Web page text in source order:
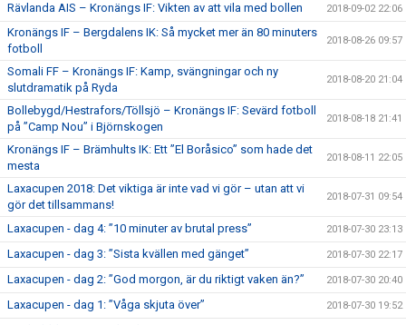
Rävlanda AIS – Kronängs IF: Vikten av att vila med bollen 2018-09-02 22:06
Kronängs IF – Bergdalens IK: Så mycket mer än 80 minuters
fotboll
2018-08-26 09:57
Somali FF – Kronängs IF: Kamp, svängningar och ny
slutdramatik på Ryda
2018-08-20 21:04
Bollebygd/Hestrafors/Töllsjö – Kronängs IF: Sevärd fotboll
på ”Camp Nou” i Björnskogen
2018-08-18 21:41
Kronängs IF – Brämhults IK: Ett ”El Boråsico” som hade det
mesta
2018-08-11 22:05
Laxacupen 2018: Det viktiga är inte vad vi gör – utan att vi
gör det tillsammans!
2018-07-31 09:54
Laxacupen - dag 4: ”10 minuter av brutal press” 2018-07-30 23:13
Laxacupen - dag 3: ”Sista kvällen med gänget” 2018-07-30 22:17
Laxacupen - dag 2: ”God morgon, är du riktigt vaken än?” 2018-07-30 20:40
Laxacupen - dag 1: ”Våga skjuta över” 2018-07-30 19:52